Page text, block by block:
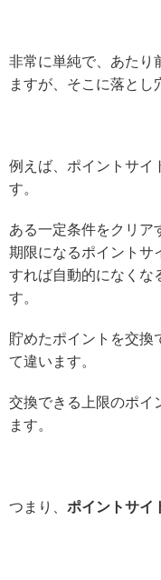
非常に単純で、あたり
ますが、そこに落とし
例えば、ポイントサイ
す。
ある一定条件をクリア
期限になるポイントサ
すれば自動的になくな
す。
貯めたポイントを交換
て違います。
交換できる上限のポイ
ます。
つまり、 ポイントサイ